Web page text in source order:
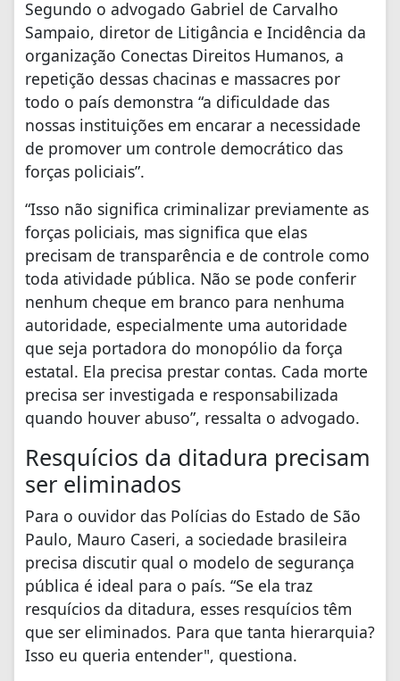
Segundo o advogado Gabriel de Carvalho
Sampaio, diretor de Litigância e Incidência da
organização Conectas Direitos Humanos, a
repetição dessas chacinas e massacres por
todo o país demonstra “a dificuldade das
nossas instituições em encarar a necessidade
de promover um controle democrático das
forças policiais”.
“Isso não significa criminalizar previamente as
forças policiais, mas significa que elas
precisam de transparência e de controle como
toda atividade pública. Não se pode conferir
nenhum cheque em branco para nenhuma
autoridade, especialmente uma autoridade
que seja portadora do monopólio da força
estatal. Ela precisa prestar contas. Cada morte
precisa ser investigada e responsabilizada
quando houver abuso”, ressalta o advogado.
Resquícios da ditadura precisam
ser eliminados
Para o ouvidor das Polícias do Estado de São
Paulo, Mauro Caseri, a sociedade brasileira
precisa discutir qual o modelo de segurança
pública é ideal para o país. “Se ela traz
resquícios da ditadura, esses resquícios têm
que ser eliminados. Para que tanta hierarquia?
Isso eu queria entender", questiona.